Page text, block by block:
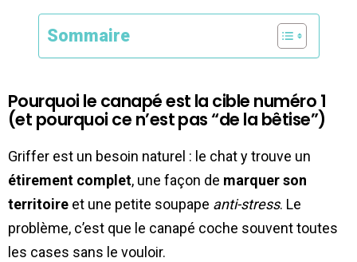
Sommaire
Pourquoi le canapé est la cible numéro 1
(et pourquoi ce n’est pas “de la bêtise”)
Griffer est un besoin naturel : le chat y trouve un
étirement complet, une façon de marquer son
territoire et une petite soupape anti-stress. Le
problème, c’est que le canapé coche souvent toutes
les cases sans le vouloir.